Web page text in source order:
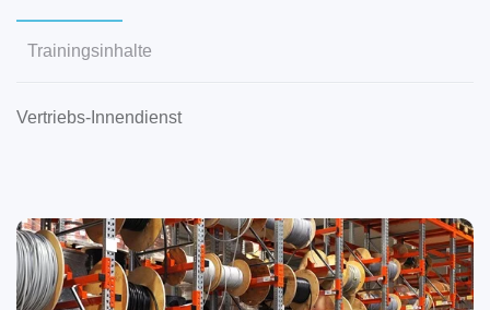
Trainingsinhalte
Vertriebs-Innendienst